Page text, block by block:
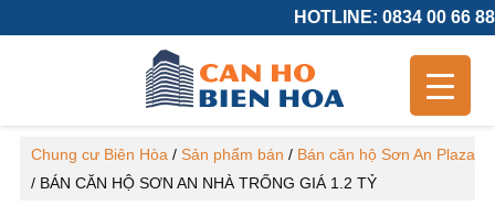
HOTLINE: 0834 00 66 88
Chung cư Biên Hòa / Sản phẩm bán / Bán căn hộ Sơn An Plaza
/ BÁN CĂN HỘ SƠN AN NHÀ TRỐNG GIÁ 1.2 TỶ